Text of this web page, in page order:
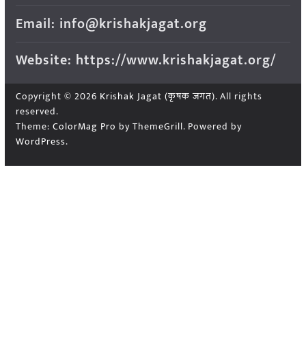
Email: info@krishakjagat.org
Website: https://www.krishakjagat.org/
Copyright © 2026 Krishak Jagat (कृषक जगत). All rights
reserved.
Theme: ColorMag Pro by ThemeGrill. Powered by
WordPress.